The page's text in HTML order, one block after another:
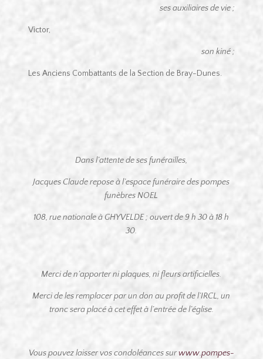
ses auxiliaires de vie ;
Victor,
son kiné ;
Les Anciens Combattants de la Section de Bray-Dunes.
Dans l’attente de ses funérailles,
Jacques Claude repose à l’espace funéraire des pompes
funèbres NOEL
108, rue nationale à GHYVELDE ;ouvert de 9 h 30 à 18 h
30.
Merci de n’apporter ni plaques, ni fleurs artificielles.
Merci de les remplacer par un don au profit de l’IRCL, un
tronc sera placé à cet effet à l’entrée de l’église.
Vous pouvez laisser vos condoléances surwww.pompes-